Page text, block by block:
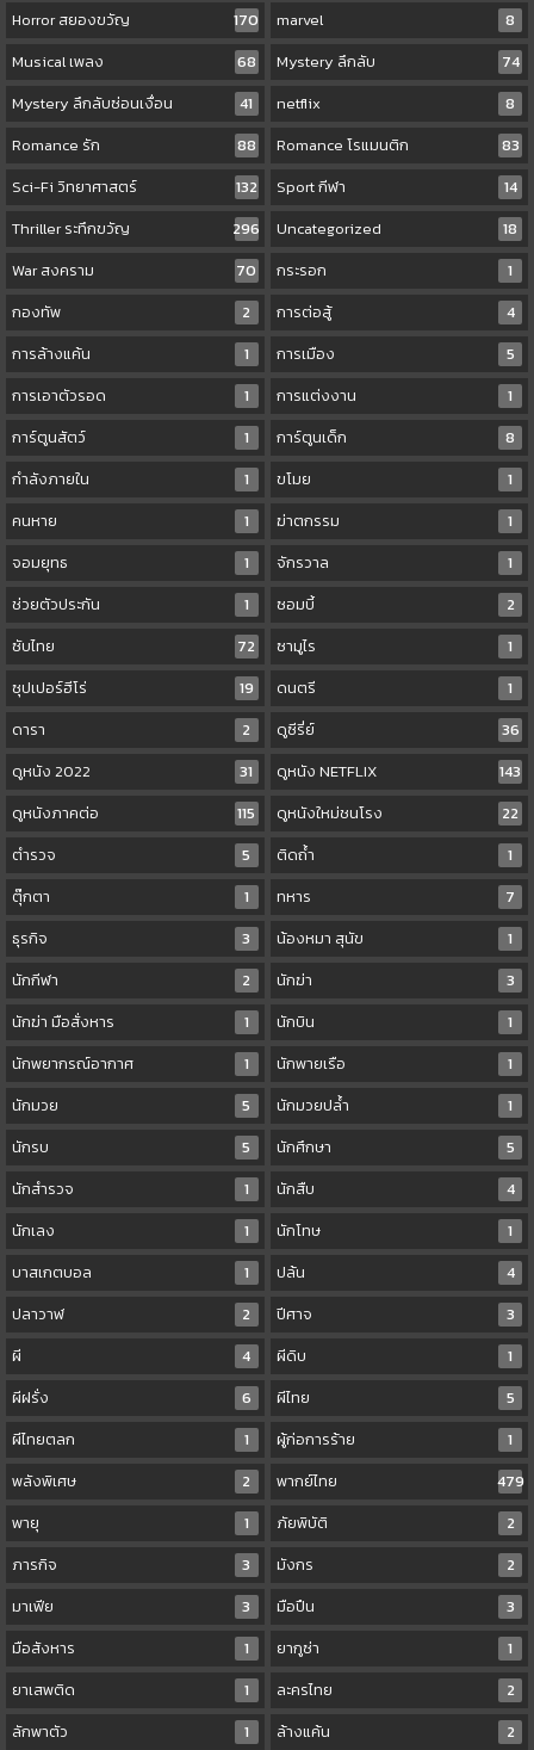
Horror สยองขวัญ
170 marvel
8
Musical เพลง
68 Mystery ลึกลับ
74
Mystery ลึกลับซ่อนเงื่อน
41 netflix
8
Romance รัก
88 Romance โรแมนติก
83
Sci-Fi วิทยาศาสตร์
132 Sport กีฬา
14
Thriller ระทึกขวัญ
296 Uncategorized
18
War สงคราม
70 กระรอก
1
กองทัพ
2 การต่อสู้
4
การล้างแค้น
1 การเมือง
5
การเอาตัวรอด
1 การแต่งงาน
1
การ์ตูนสัตว์
1 การ์ตูนเด็ก
8
กำลังภายใน
1 ขโมย
1
คนหาย
1 ฆ่าตกรรม
1
จอมยุทธ
1 จักรวาล
1
ช่วยตัวประกัน
1 ซอมบี้
2
ซับไทย
72 ซามูไร
1
ซุปเปอร์ฮีโร่
19 ดนตรี
1
ดารา
2 ดูซีรี่ย์
36
ดูหนัง 2022
31 ดูหนัง NETFLIX
143
ดูหนังภาคต่อ
115 ดูหนังใหม่ชนโรง
22
ตำรวจ
5 ติดถ้ำ
1
ตุ๊กตา
1 ทหาร
7
ธุรกิจ
3 น้องหมา สุนัข
1
นักกีฬา
2 นักฆ่า
3
นักฆ่า มือสั่งหาร
1 นักบิน
1
นักพยากรณ์อากาศ
1 นักพายเรือ
1
นักมวย
5 นักมวยปล้ำ
1
นักรบ
5 นักศึกษา
5
นักสำรวจ
1 นักสืบ
4
นักเลง
1 นักโทษ
1
บาสเกตบอล
1 ปล้น
4
ปลาวาฬ
2 ปีศาจ
3
ผี
4 ผีดิบ
1
ผีฝรั่ง
6 ผีไทย
5
ผีไทยตลก
1 ผู้ก่อการร้าย
1
พลังพิเศษ
2 พากย์ไทย
479
พายุ
1 ภัยพิบัติ
2
ภารกิจ
3 มังกร
2
มาเฟีย
3 มือปืน
3
มือสังหาร
1 ยากูซ่า
1
ยาเสพติด
1 ละครไทย
2
ลักพาตัว
1 ล้างแค้น
2